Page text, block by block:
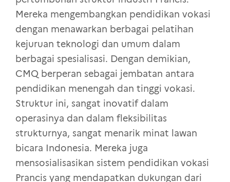
Mereka mengembangkan pendidikan vokasi
dengan menawarkan berbagai pelatihan
kejuruan teknologi dan umum dalam
berbagai spesialisasi. Dengan demikian,
CMQ berperan sebagai jembatan antara
pendidikan menengah dan tinggi vokasi.
Struktur ini, sangat inovatif dalam
operasinya dan dalam fleksibilitas
strukturnya, sangat menarik minat lawan
bicara Indonesia. Mereka juga
mensosialisasikan sistem pendidikan vokasi
Prancis yang mendapatkan dukungan dari